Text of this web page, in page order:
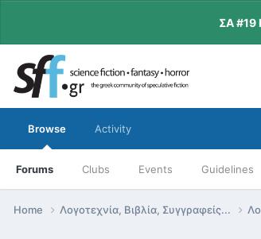
ΣΑ #19
Browse
Forums Clubs Events Guidelines
Activity
Home Λογοτεχνία, Βιβλία, Συγγραφείς...